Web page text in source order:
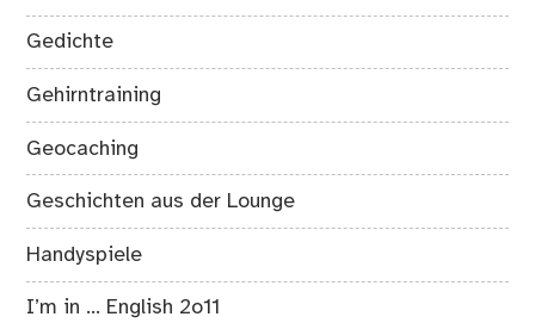
Gedichte
Gehirntraining
Geocaching
Geschichten aus der Lounge
Handyspiele
I’m in … English 2o11